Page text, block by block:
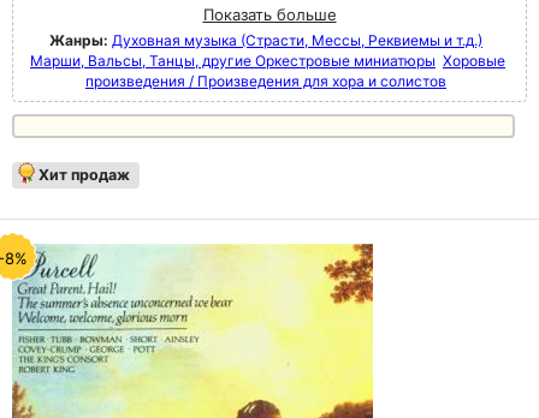
Показать больше
Жанры: Духовная музыка (Страсти, Мессы, Реквиемы и т.д.)
Марши, Вальсы, Танцы, другие Оркестровые миниатюры Хоровые
произведения / Произведения для хора и солистов
Хит продаж
8%